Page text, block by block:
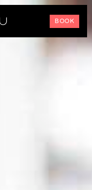
BOOK